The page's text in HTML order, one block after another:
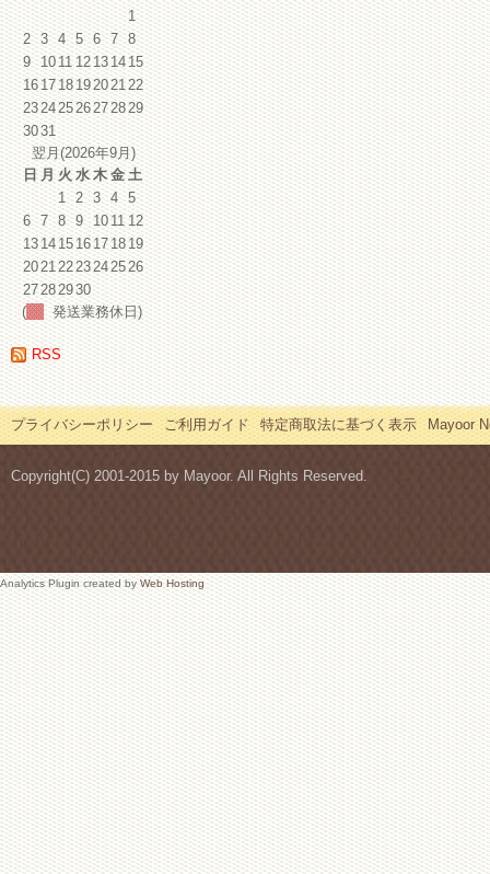
1
2 3 4 5 6 7 8
9 1011 12131415
16171819202122
23242526272829
3031
翌月(2026年9月)
日 月 火 水 木 金 土
1 2 3 4 5
6 7 8 9 1011 12
13141516171819
20212223242526
27282930
(
発送業務休日)
RSS
プライバシーポリシー ご利用ガイド 特定商取法に基づく表示 Mayoor
Copyright(C) 2001-2015 by Mayoor. All Rights Reserved.
Analytics Plugin created byWeb Hosting